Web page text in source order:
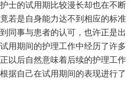
士的试用期比较漫长却也在不断
若是自身能力达不到相应的标准
同事与患者的认可，也许正是出
用期间的护理工作中经历了许多
以后自然意味着后续的护理工作
据自己在试用期间的表现进行了